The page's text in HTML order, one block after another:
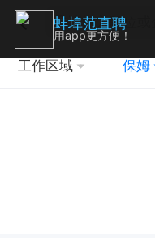
工作区域 保姆
蚌埠范直聘
用app更方便！